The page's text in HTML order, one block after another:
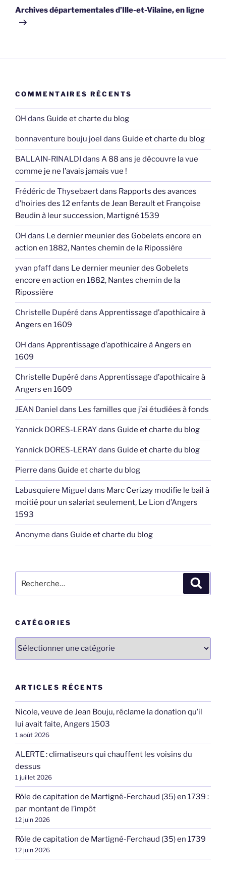
suivant
Archives départementales d’Ille-et-Vilaine, en ligne
COMMENTAIRES RÉCENTS
OH dans Guide et charte du blog
bonnaventure bouju joel dans Guide et charte du blog
BALLAIN-RINALDI dans A 88 ans je découvre la vue
comme je ne l’avais jamais vue !
Frédéric de Thysebaertdans Rapports des avances
d’hoiries des 12 enfants de Jean Berault et Françoise
Beudin à leur succession, Martigné 1539
OH dans Le dernier meunier des Gobelets encore en
action en 1882, Nantes chemin de la Ripossière
yvan pfaffdans Le dernier meunier des Gobelets
encore en action en 1882, Nantes chemin de la
Ripossière
Christelle Dupéré dans Apprentissage d’apothicaire à
Angers en 1609
OH dans Apprentissage d’apothicaire à Angers en
1609
Christelle Dupéré dans Apprentissage d’apothicaire à
Angers en 1609
JEAN Daniel dans Les familles que j’ai étudiées à fonds
Yannick DORES-LERAYdans Guide et charte du blog
Yannick DORES-LERAYdans Guide et charte du blog
Pierre dans Guide et charte du blog
Labusquiere Miguel dans Marc Cerizay modifie le bail à
moitié pour un salariat seulement, Le Lion d’Angers
1593
Anonyme dans Guide et charte du blog
pour
CATÉGORIES
Catégories
ARTICLES RÉCENTS
Nicole, veuve de Jean Bouju, réclame la donation qu’il
lui avait faite, Angers 1503
1 août 2026
ALERTE : climatiseurs qui chauffent les voisins du
dessus
1 juillet 2026
Rôle de capitation de Martigné-Ferchaud (35) en 1739 :
par montant de l’impôt
12 juin 2026
Rôle de capitation de Martigné-Ferchaud (35) en 1739
12 juin 2026